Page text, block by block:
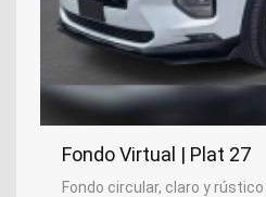
Fondo Virtual | Plat 27
Fondo circular, claro y